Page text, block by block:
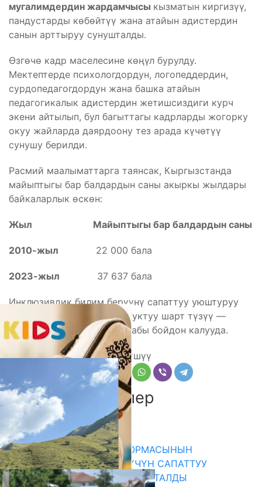
мугалимдердин жардамчысы кызматын киргизүү,
пандустарды көбөйтүү жана атайын адистердин
санын арттыруу сунушталды.
Өзгөчө кадр маселесине көңүл бурулду.
Мектептерде психологдордун, логопеддердин,
сурдопедагогдордун жана башка атайын
педагогикалык адистердин жетишсиздиги курч
экени айтылып, бул багыттагы кадрларды жогорку
окуу жайларда даярдоону тез арада күчөтүү
сунушу берилди.
Расмий маалыматтарга таянсак, Кыргызстанда
майыптыгы бар балдардын саны акыркы жылдары
байкаларлык өскөн:
Жыл Майыптыгы бар балдардын саны
2010-жыл 22 000 бала
2023-жыл 37 637 бала
Инклюзивдик билим берүүнү сапаттуу уюштуруу
жана ар бир балага тең укуктуу шарт түзүү —
бүгүнкү күндүн башкы талабы бойдон калууда.
Бөлүшүү
Комментарийлер
Акыркы жаңылыктар
«НУРКИДС» ЭКОПЛАТФОРМАСЫНЫН
ТААНЫТЫМЫ: БАЛДАР ҮЧҮН САПАТТУУ
КЫРГЫЗЧА КОНТЕНТ СУНУШТАЛДЫ